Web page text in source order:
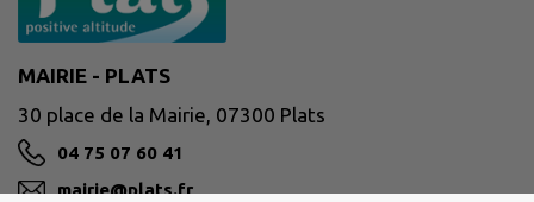
MAIRIE - PLATS
30 place de la Mairie, 07300 Plats
04 75 07 60 41
mairie@plats.fr